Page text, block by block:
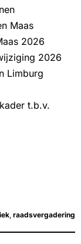
Maas
2026
2026
Limburg
t.b.v.
, raadsvergadering